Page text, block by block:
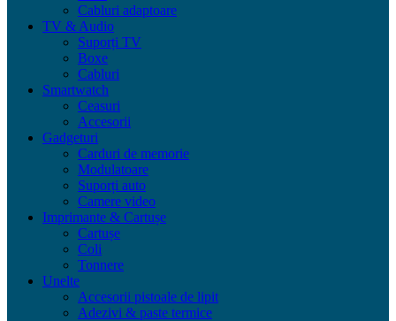
Cabluri adaptoare
TV & Audio
Suporți TV
Boxe
Cabluri
Smartwatch
Ceasuri
Accesorii
Gadgeturi
Carduri de memorie
Modulatoare
Suporți auto
Camere video
Imprimante & Cartușe
Cartușe
Coli
Tonnere
Unelte
Accesorii pistoale de lipit
Adezivi & paste termice